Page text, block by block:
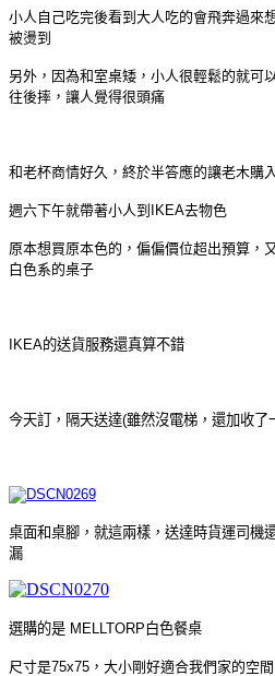
小人自己吃完後看到大人吃的會飛奔過來
被燙到
另外，因為和室桌矮，小人很輕鬆的就可
往後摔，讓人覺得很頭痛
和老杯商情好久，終於半答應的讓老木購
週六下午就帶著小人到IKEA去物色
原本想買原本色的，偏偏價位超出預算，
白色系的桌子
IKEA的送貨服務還真算不錯
今天訂，隔天送達(雖然沒電梯，還加收
桌面和桌腳，就這兩樣，送達時貨運司機
漏
選購的是 MELLTORP白色餐桌
尺寸是75x75，大小剛好適合我們家的空間